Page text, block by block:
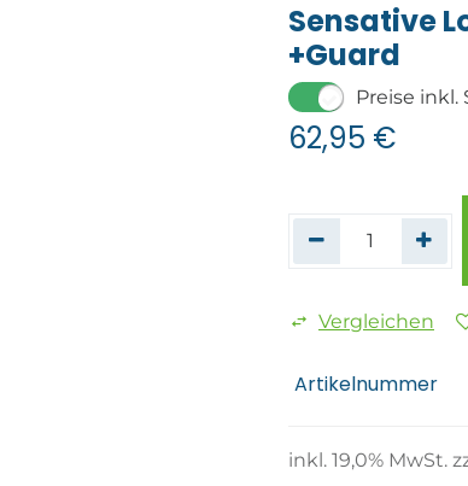
Sensative
+Guard
Preise inkl.
62,95 €
Vergleichen
Artikelnummer
inkl. 19,0% MwSt.